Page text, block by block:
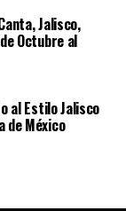
Jalisco,
Octubre al
al Estilo Jalisco
de México